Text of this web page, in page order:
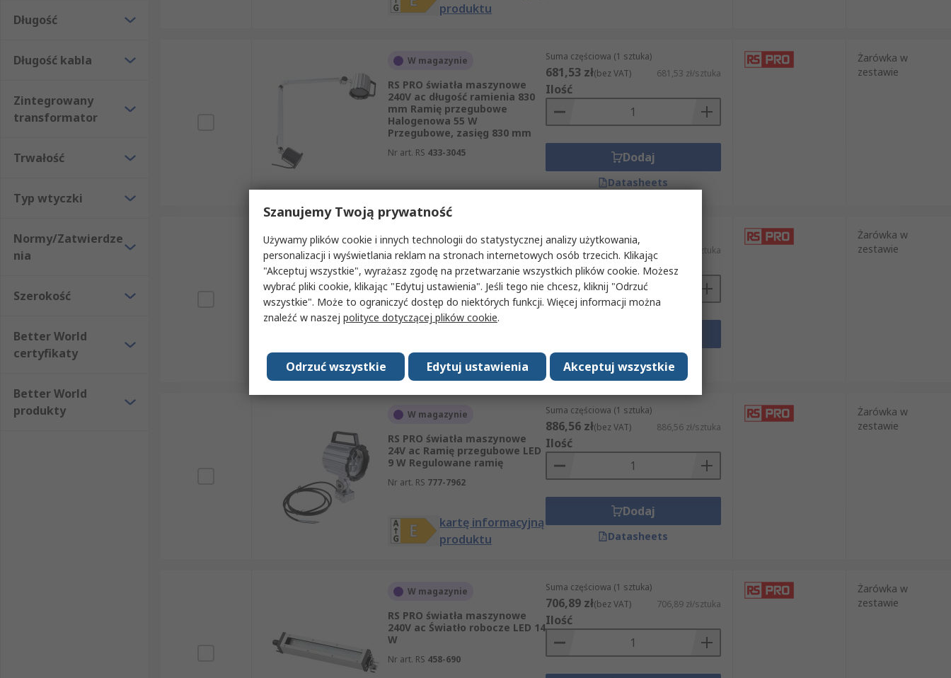
Długość
Długość kabla
Zintegrowany
transformator
Trwałość
Typ wtyczki
Normy/Zatwierdze
nia
Szerokość
Better World
certyfikaty
Better World
produkty
produktu
W magazynie
RS PRO światła maszynowe
240V ac długość ramienia 830
mm Ramię przegubowe
Halogenowa 55 W
Przegubowe, zasięg 830 mm
Nr art. RS 433-3045
Suma częściowa (1 sztuka)
681,53 zł(bez VAT) 681,53 zł/sztuka
Ilość
Dodaj
Datasheets
Żarówka w
zestawie
W magazynie
RS PRO światła maszynowe
12V Stacjonarny LED
Nr art. RS 334-345
Suma częściowa (1 sztuka)
182,58 zł (bez VAT) 182,58 zł/sztuka
Ilość
Datasheets
Żarówka w
zestawie
W magazynie
RS PRO światła maszynowe
24V ac Ramię przegubowe LED
9 W Regulowane ramię
Nr art. RS 777-7962
kartę informacyjną
produktu
Suma częściowa (1 sztuka)
886,56 zł(bez VAT) 886,56 zł/sztuka
Ilość
Dodaj
Datasheets
Żarówka w
zestawie
W magazynie
RS PRO światła maszynowe
240V ac Światło robocze LED 14
W
Nr art. RS 458-690
Suma częściowa (1 sztuka)
706,89 zł(bez VAT) 706,89 zł/sztuka
Ilość
Żarówka w
zestawie
Szanujemy Twoją prywatność
Używamy plików cookie i innych technologii do statystycznej analizy użytkowania,
personalizacji i wyświetlania reklam na stronach internetowych osób trzecich. Klikając
"Akceptuj wszystkie", wyrażasz zgodę na przetwarzanie wszystkich plików cookie. Możesz
wybrać pliki cookie, klikając "Edytuj ustawienia". Jeśli tego nie chcesz, kliknij "Odrzuć
wszystkie". Może to ograniczyć dostęp do niektórych funkcji. Więcej informacji można
znaleźć w naszej polityce dotyczącej plików cookie.
Akceptuj wszystkie
Edytuj ustawienia
Odrzuć wszystkie